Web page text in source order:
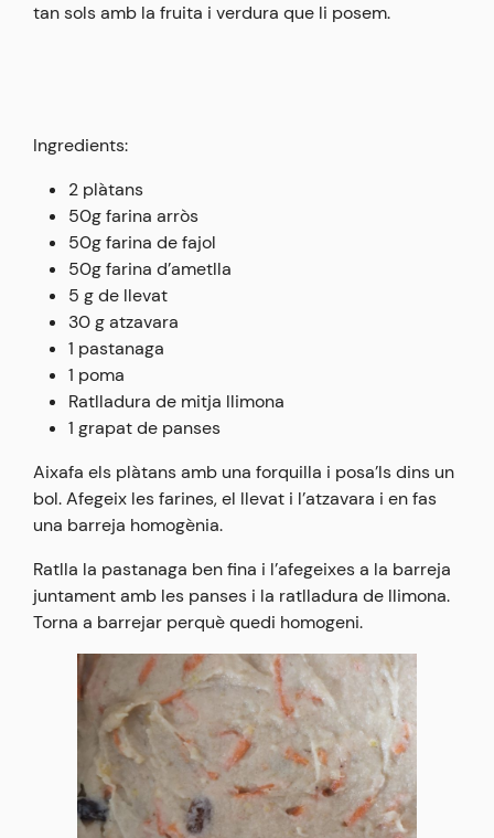
tan sols amb la fruita i verdura que li posem.
Ingredients:
2 plàtans
50g farina arròs
50g farina de fajol
50g farina d’ametlla
5 g de llevat
30 g atzavara
1 pastanaga
1 poma
Ratlladura de mitja llimona
1 grapat de panses
Aixafa els plàtans amb una forquilla i posa’ls dins un
bol. Afegeix les farines, el llevat i l’atzavara i en fas
una barreja homogènia.
Ratlla la pastanaga ben fina i l’afegeixes a la barreja
juntament amb les panses i la ratlladura de llimona.
Torna a barrejar perquè quedi homogeni.